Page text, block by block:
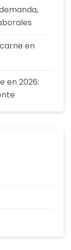
en
en 2026: